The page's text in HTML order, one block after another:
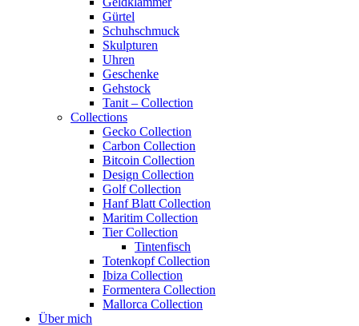
Gürtel
Schuhschmuck
Skulpturen
Uhren
Geschenke
Gehstock
Tanit – Collection
Collections
Gecko Collection
Carbon Collection
Bitcoin Collection
Design Collection
Golf Collection
Hanf Blatt Collection
Maritim Collection
Tier Collection
Tintenfisch
Totenkopf Collection
Ibiza Collection
Formentera Collection
Mallorca Collection
Über mich